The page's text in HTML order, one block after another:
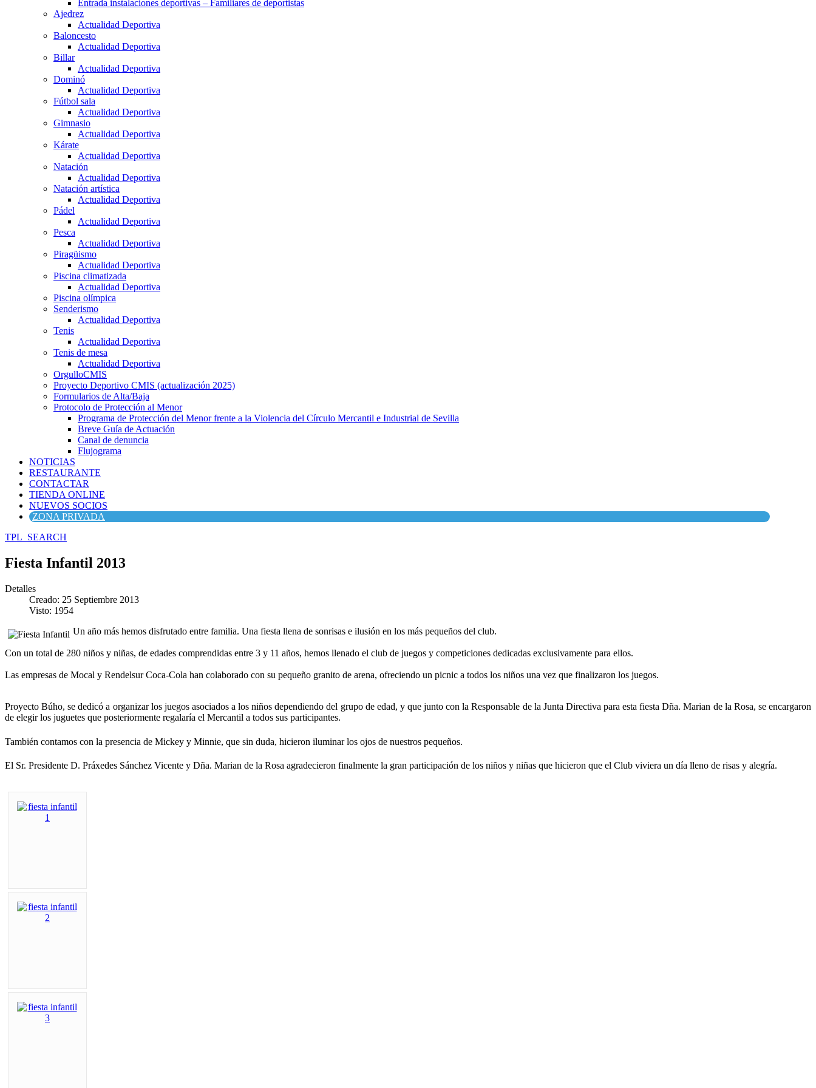
Entrada instalaciones deportivas – Familiares de deportistas
Ajedrez
Actualidad Deportiva
Baloncesto
Actualidad Deportiva
Billar
Actualidad Deportiva
Dominó
Actualidad Deportiva
Fútbol sala
Actualidad Deportiva
Gimnasio
Actualidad Deportiva
Kárate
Actualidad Deportiva
Natación
Actualidad Deportiva
Natación artística
Actualidad Deportiva
Pádel
Actualidad Deportiva
Pesca
Actualidad Deportiva
Piragüismo
Actualidad Deportiva
Piscina climatizada
Actualidad Deportiva
Piscina olímpica
Senderismo
Actualidad Deportiva
Tenis
Actualidad Deportiva
Tenis de mesa
Actualidad Deportiva
OrgulloCMIS
Proyecto Deportivo CMIS (actualización 2025)
Formularios de Alta/Baja
Protocolo de Protección al Menor
Programa de Protección del Menor frente a la Violencia del Círculo Mercantil e Industrial de Sevilla
Breve Guía de Actuación
Canal de denuncia
Flujograma
NOTICIAS
RESTAURANTE
CONTACTAR
TIENDA ONLINE
NUEVOS SOCIOS
ZONA PRIVADA
TPL_SEARCH
Fiesta Infantil 2013
Detalles
Creado: 25 Septiembre 2013
Visto: 1954
Un año más hemos disfrutado entre familia. Una fiesta llena de sonrisas e ilusión en los más pequeños del club.
Con un total de 280 niños y niñas, de edades comprendidas entre 3 y 11 años, hemos llenado el club de juegos y competiciones dedicadas exclusivamente para ellos.
Las empresas de Mocal y Rendelsur Coca-Cola han colaborado con su pequeño granito de arena, ofreciendo un picnic a todos los niños una vez que finalizaron los juegos.
Proyecto Búho, se dedicó a organizar los juegos asociados a los niños dependiendo del grupo de edad, y que junto con la Responsable de la Junta Directiva para esta fiesta Dña. Marian de la Rosa, se encargaron
de elegir los juguetes que posteriormente regalaría el Mercantil a todos sus participantes.
También contamos con la presencia de Mickey y Minnie, que sin duda, hicieron iluminar los ojos de nuestros pequeños.
El Sr. Presidente D. Práxedes Sánchez Vicente y Dña. Marian de la Rosa agradecieron finalmente la gran participación de los niños y niñas que hicieron que el Club viviera un día lleno de risas y alegría.